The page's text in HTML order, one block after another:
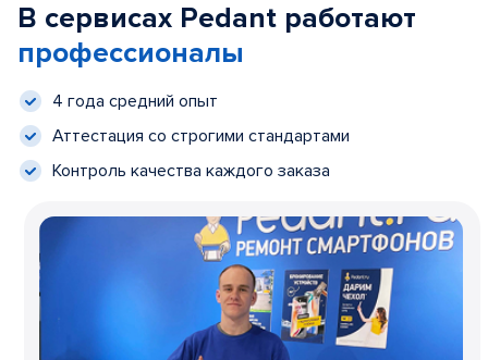
В сервисах Pedant работают
профессионалы
4 года средний опыт
Аттестация со строгими стандартами
Контроль качества каждого заказа